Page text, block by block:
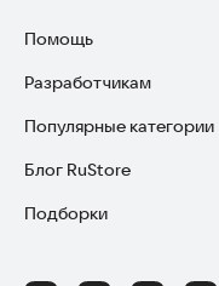
Помощь
Установка RuStore на TV
Установка RuStore на
Установка RuStore в
Помощь пользователям
Разработчикам
Зарабатывать с RuStore
Стать разработчиком
Доступ к RuStore
Популярные категории
Игры для Android
Приложения банков
Блог RuStore
Обзоры игр для Android
Подборки